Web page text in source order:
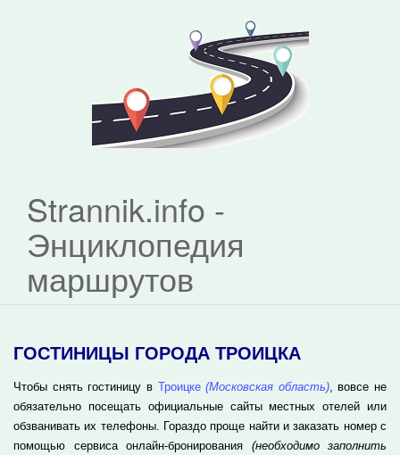
Strannik.info -
Энциклопедия
маршрутов
ГОСТИНИЦЫ ГОРОДА ТРОИЦКА
Чтобы снять гостиницу в Троицке(Московская область), вовсе не
обязательно посещать официальные сайты местных отелей или
обзванивать их телефоны. Гораздо проще найти и заказать номер с
помощью сервиса онлайн-бронирования (необходимо заполнить